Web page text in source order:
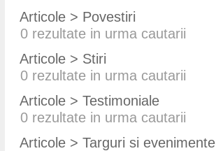
Articole > Povestiri
0 rezultate in urma cautarii
Articole > Stiri
0 rezultate in urma cautarii
Articole > Testimoniale
0 rezultate in urma cautarii
Articole > Targuri si evenimente